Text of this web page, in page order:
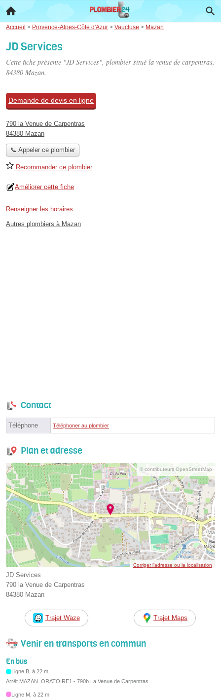
Accueil > Provence-Alpes-Côte d'Azur > Vaucluse > Mazan
JD Services
Cette fiche présente "JD Services", plombier situé la venue de carpentras,
84380 Mazan.
Demande de devis en ligne
790 la Venue de Carpentras
84380 Mazan
📞 Appeler ce plombier
Recommander ce plombier
Améliorer cette fiche
Renseigner les horaires
Autres plombiers à Mazan
Contact
Téléphone Téléphoner au plombier
Plan et adresse
© contributeurs OpenStreetMap
Corriger l’adresse ou la localisation
JD Services
790 la Venue de Carpentras
84380 Mazan
Trajet Waze Trajet Maps
Venir en transports en commun
En bus
Ligne B, à 22 m
Arrêt MAZAN_ORATOIRE1 - 790b La Venue de Carpentras
Ligne M, à 22 m